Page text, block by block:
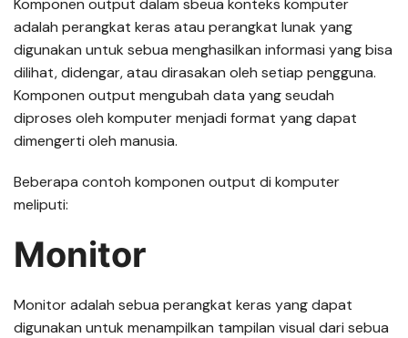
Komponen output dalam sbeua konteks komputer
adalah perangkat keras atau perangkat lunak yang
digunakan untuk sebua menghasilkan informasi yang bisa
dilihat, didengar, atau dirasakan oleh setiap pengguna.
Komponen output mengubah data yang seudah
diproses oleh komputer menjadi format yang dapat
dimengerti oleh manusia.
Beberapa contoh komponen output di komputer
meliputi:
Monitor
Monitor adalah sebua perangkat keras yang dapat
digunakan untuk menampilkan tampilan visual dari sebua